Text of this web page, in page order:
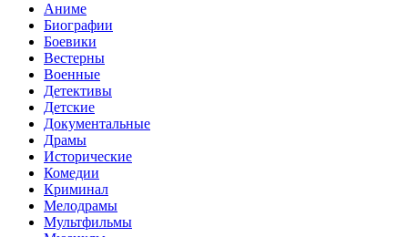
Аниме
Биографии
Боевики
Вестерны
Военные
Детективы
Детские
Документальные
Драмы
Исторические
Комедии
Криминал
Мелодрамы
Мультфильмы